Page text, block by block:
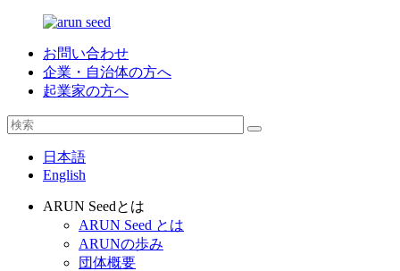
お問い合わせ
企業・自治体の方へ
起業家の方へ
日本語
English
ARUN Seedとは
ARUN Seed とは
ARUNの歩み
団体概要